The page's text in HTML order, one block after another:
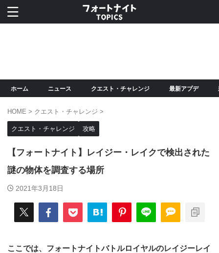
ホーム ニュース クエスト・チャレンジ 最新アプデ
HOME > クエスト・チャレンジ >
クエスト・チャレンジ 攻略
【フォートナイト】レイジー・レイクで検出された
謎の物体を調査する場所
2021年3月18日
ここでは、フォートナイトバトルロイヤルのレイジーレイ